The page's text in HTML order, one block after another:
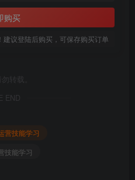
购买
建议登陆后购买，可保存购买订单
转载。
END
营技能学习
技能学习